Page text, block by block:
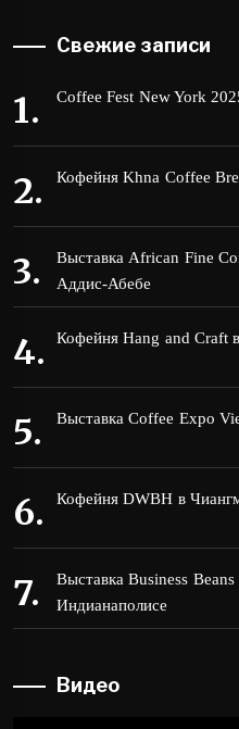
Свежие записи
Coffee Fest New York
Кофейня Khna Coffee
Выставка African Fine
Аддис-Абебе
Кофейня Hang and Craft
Выставка Coffee Expo
Кофейня DWBH в
Выставка Business
Индианаполисе
Видео